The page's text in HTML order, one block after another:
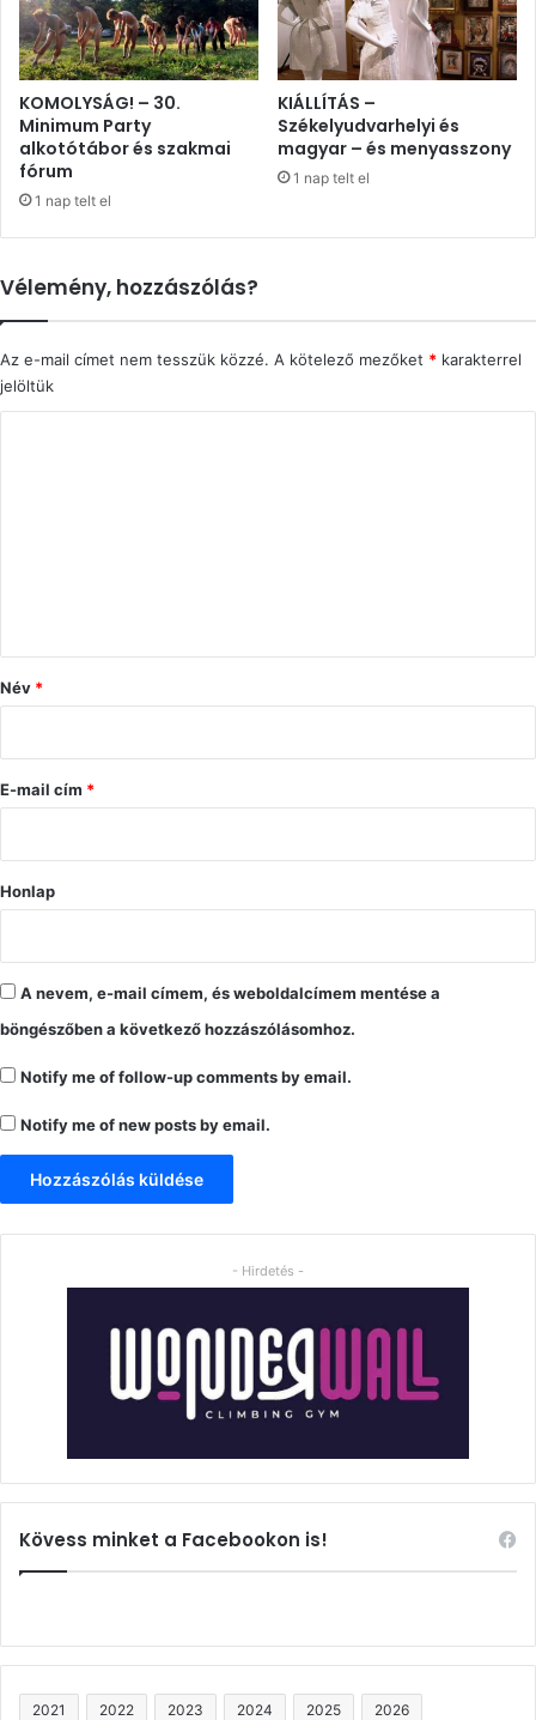
KOMOLYSÁG! – 30.
Minimum Party
alkotótábor és szakmai
fórum
1 nap telt el
KIÁLLÍTÁS –
Székelyudvarhelyi és
magyar – és menyasszony
1 nap telt el
Vélemény, hozzászólás?
Az e-mail címet nem tesszük közzé. A kötelező mezőket * karakterrel
jelöltük
ó
s
Név *
E-mail cím *
Honlap
A nevem, e-mail címem, és weboldalcímem mentése a
böngészőben a következő hozzászólásomhoz.
Notify me of follow-up comments by email.
Notify me of new posts by email.
- Hirdetés -
Kövess minket a Facebookon is!
2021 2022 2023 2024 2025 2026